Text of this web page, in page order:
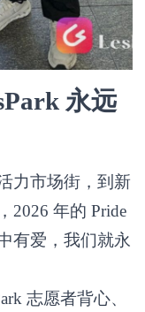
永远
力市场街，到新
2026 年的 Pride
有爱，我们就永
志愿者背心、